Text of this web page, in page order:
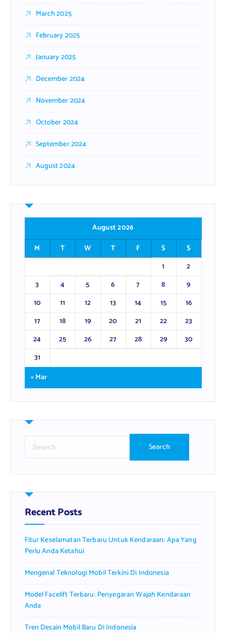
March 2025
February 2025
January 2025
December 2024
November 2024
October 2024
September 2024
August 2024
August 2026
M
T W T F S
S
1
2
3
4 5 6 7 8
9
10
11 12 13 14 15
16
17
18 19 20 21 22
23
24
25 26 27 28 29
30
31
« Mar
r
h
f
o
:
Recent Posts
Fitur Keselamatan Terbaru Untuk Kendaraan: Apa Yang
Perlu Anda Ketahui
Mengenal Teknologi Mobil Terkini Di Indonesia
Model Facelift Terbaru: Penyegaran Wajah Kendaraan
Anda
Tren Desain Mobil Baru Di Indonesia